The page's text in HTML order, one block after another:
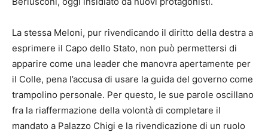
La stessa Meloni, pur rivendicando il diritto della destra a
esprimere il Capo dello Stato, non può permettersi di
apparire come una leader che manovra apertamente per
il Colle, pena l’accusa di usare la guida del governo come
trampolino personale. Per questo, le sue parole oscillano
fra la riaffermazione della volontà di completare il
mandato a Palazzo Chigi e la rivendicazione di un ruolo